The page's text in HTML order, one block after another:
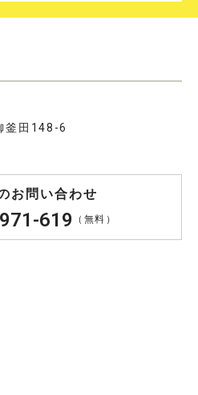
釜田148-6
お問い合わせ
619 （無料）